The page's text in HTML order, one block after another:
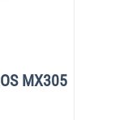
MX305